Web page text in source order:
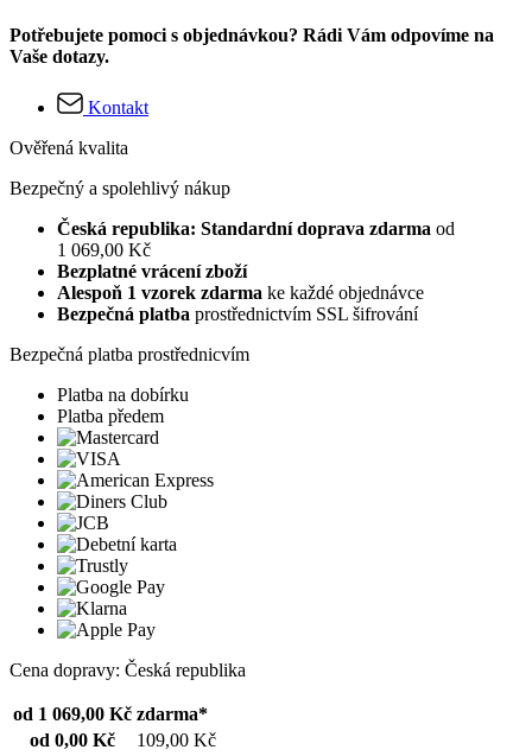
Potřebujete pomoci s objednávkou? Rádi Vám odpovíme na
Vaše dotazy.
Kontakt
Ověřená kvalita
Bezpečný a spolehlivý nákup
Česká republika: Standardní doprava zdarma od
1 069,00 Kč
Bezplatné vrácení zboží
Alespoň 1 vzorek zdarma ke každé objednávce
Bezpečná platba prostřednictvím SSL šifrování
Bezpečná platba prostřednicvím
Platba na dobírku
Platba předem
Cena dopravy: Česká republika
od 1 069,00 Kč zdarma*
od 0,00 Kč
109,00 Kč